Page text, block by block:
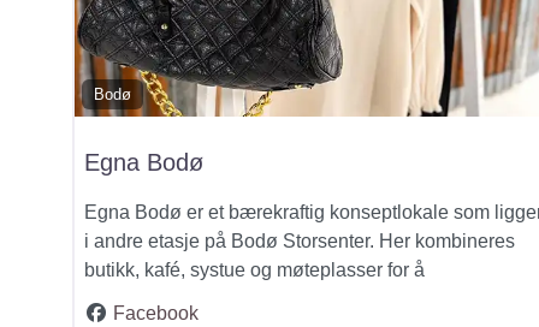
Bodø
Egna Bodø
Egna Bodø er et bærekraftig konseptlokale som
i andre etasje på Bodø Storsenter. Her kombineres
butikk, kafé, systue og møteplasser for å
Facebook